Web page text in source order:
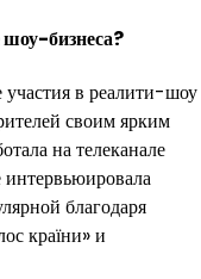
шоу-бизнеса?
участия в реалити-шоу
своим ярким
на телеканале
интервьюировала
благодаря
країни» и